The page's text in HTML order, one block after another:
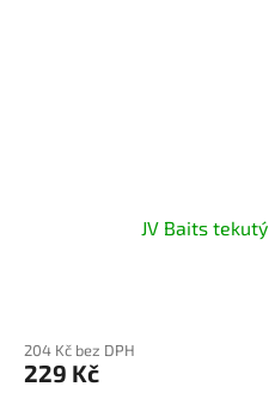
JV Baits
204 Kč bez DPH
229 Kč